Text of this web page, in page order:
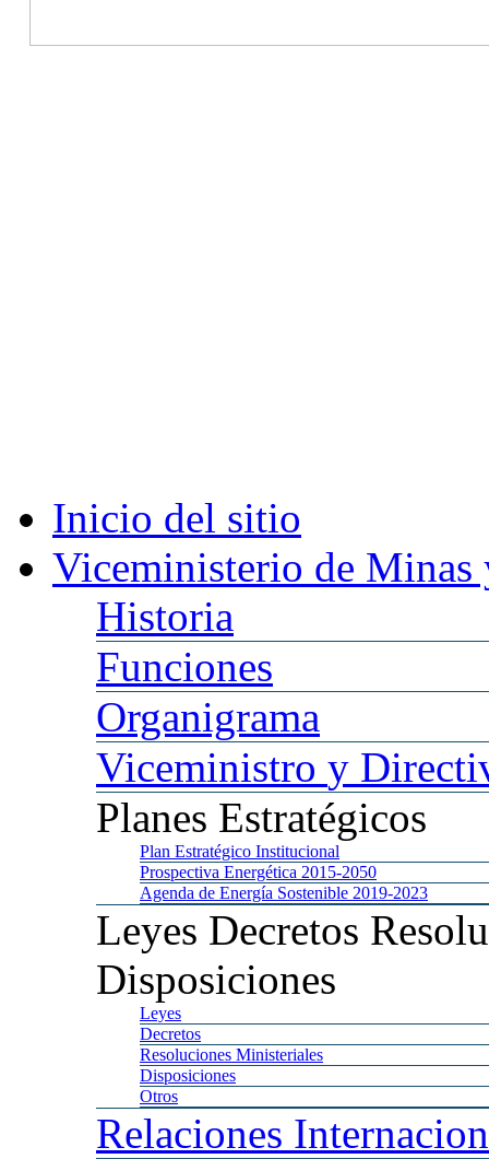
Inicio del sitio
Viceministerio de Minas
Historia
Funciones
Organigrama
Viceministro y
Planes Estratégicos
Plan Estratégico Institucional
Prospectiva Energética 2015-2050
Agenda de Energía Sostenible 2019-2023
Leyes Decretos
Disposiciones
Leyes
Decretos
Resoluciones Ministeriales
Disposiciones
Otros
Relaciones